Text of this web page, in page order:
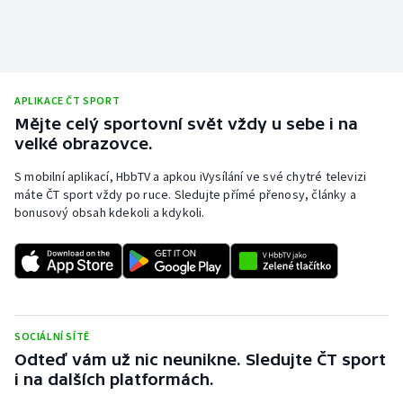
Ostatní
APLIKACE ČT SPORT
Mějte celý sportovní svět vždy u sebe i na
velké obrazovce.
S mobilní aplikací, HbbTV a apkou iVysílání ve své chytré televizi
máte ČT sport vždy po ruce. Sledujte přímé přenosy, články a
bonusový obsah kdekoli a kdykoli.
SOCIÁLNÍ SÍTĚ
Odteď vám už nic neunikne. Sledujte ČT sport
i na dalších platformách.